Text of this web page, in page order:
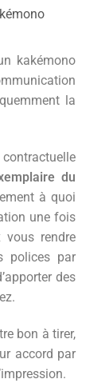
kakémono
la
contractuelle
du
à quoi
une fois
vous rendre
polices par
des
bon à tirer,
accord par